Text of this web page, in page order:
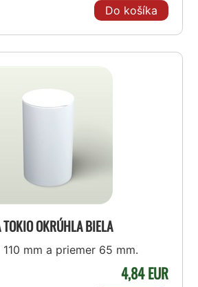
Do košíka
TOKIO OKRÚHLA BIELA
mm a priemer 65 mm.
4,84 EUR